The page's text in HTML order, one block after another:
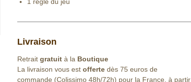
Livraison
Retrait gratuit à la Boutique
La livraison vous est offerte dès 75 euros de
commande (Colissimo 48h/72h) pour la France, à partir